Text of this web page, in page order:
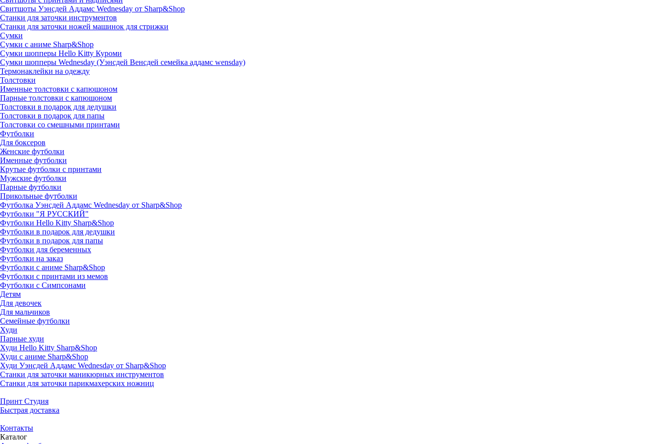
Свитшоты Уэнсдей Аддамс Wednesday от Sharp&Shop
Станки для заточки инструментов
Станки для заточки ножей машинок для стрижки
Сумки
Сумки с аниме Sharp&Shop
Сумки шопперы Hello Kitty Куроми
Сумки шопперы Wednesday (Уэнсдей Венсдей семейка аддамс wensday)
Термонаклейки на одежду
Толстовки
Именные толстовки с капюшоном
Парные толстовки с капюшоном
Толстовки в подарок для дедушки
Толстовки в подарок для папы
Толстовки со смешными принтами
Футболки
Для боксеров
Женские футболки
Именные футболки
Крутые футболки с принтами
Мужские футболки
Парные футболки
Прикольные футболки
Футболка Уэнсдей Аддамс Wednesday от Sharp&Shop
Футболки "Я РУССКИЙ"
Футболки Hello Kitty Sharp&Shop
Футболки в подарок для дедушки
Футболки в подарок для папы
Футболки для беременных
Футболки на заказ
Футболки с аниме Sharp&Shop
Футболки с принтами из мемов
Футболки с Симпсонами
Детям
Для девочек
Для мальчиков
Семейные футболки
Худи
Парные худи
Худи Hello Kitty Sharp&Shop
Худи с аниме Sharp&Shop
Худи Уэнсдей Аддамс Wednesday от Sharp&Shop
Станки для заточки маникюрных инструментов
Станки для заточки парикмахерских ножниц
Принт Студия
Быстрая доставка
Контакты
Каталог